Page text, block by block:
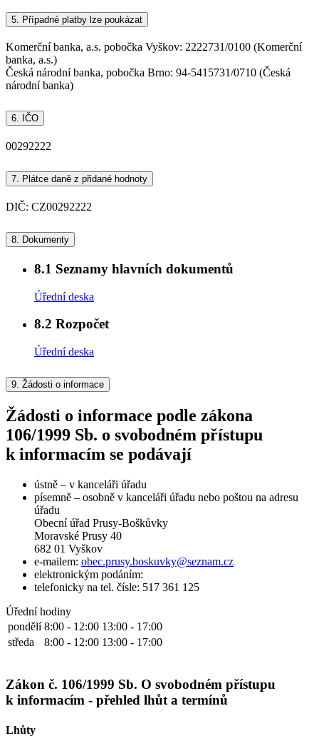
5. Případné platby lze poukázat
Komerční banka, a.s. pobočka Vyškov: 2222731/0100 (Komerční
banka, a.s.)
Česká národní banka, pobočka Brno: 94-5415731/0710 (Česká
národní banka)
6. IČO
00292222
7. Plátce daně z přidané hodnoty
DIČ: CZ00292222
8. Dokumenty
8.1 Seznamy hlavních dokumentů
Úřední deska
8.2 Rozpočet
Úřední deska
9. Žádosti o informace
Žádosti o informace podle zákona
106/1999 Sb. o svobodném přístupu
k informacím se podávají
ústně – v kanceláři úřadu
písemně – osobně v kanceláři úřadu nebo poštou na adresu
úřadu
Obecní úřad Prusy-Boškůvky
Moravské Prusy 40
682 01 Vyškov
e-mailem: obec.prusy.boskuvky@seznam.cz
elektronickým podáním:
telefonicky na tel. čísle: 517 361 125
Úřední hodiny
pondělí 8:00 - 12:00 13:00 - 17:00
středa
8:00 - 12:00 13:00 - 17:00
Zákon č. 106/1999 Sb. O svobodném přístupu
k informacím - přehled lhůt a termínů
Lhůty